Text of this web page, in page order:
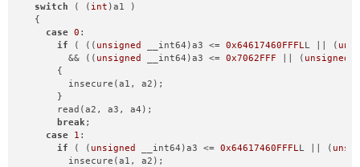
switch ( ( int )a1 )
  {
case 0 :
if ( (( unsigned __int64)a3 <= 0x64617460FFFL L || (
        && ((
unsigned __int64)a3 <= 0x7062FFF || ( unsigned
      {
        insecure(a1, a2);
      }
      read(a2, a3, a4);
break ;
case
1 :
if ( ( unsigned __int64)a3 <= 0x64617460FFFL L || (
        insecure(a1, a2);